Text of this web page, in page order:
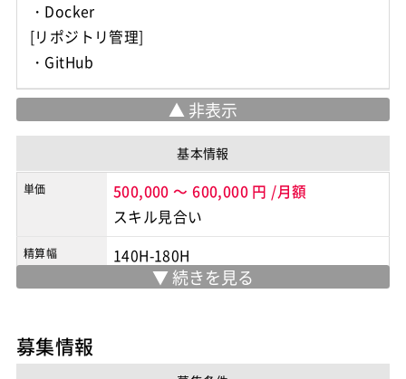
・Docker
[リポジトリ管理]
・GitHub
基本情報
単価 500,000 ～600,000 円 /月額
スキル見合い
精算幅 140H-180H
勤務地 新橋/テレワーク
契約形態
募集情報